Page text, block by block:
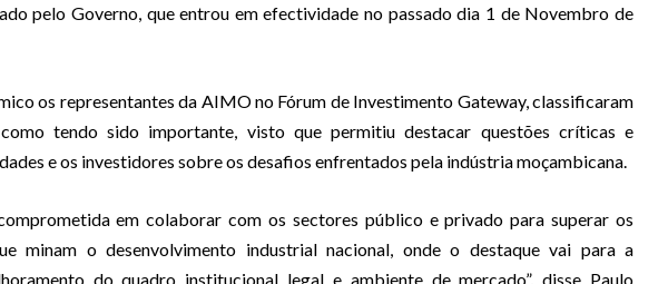
pelo Governo, que entrou em efectividade no passado dia 1 de Novembro de
os representantes da AIMO no Fórum de Investimento Gateway, classificaram
tendo sido importante, visto que permitiu destacar questões críticas e
e os investidores sobre os desafios enfrentados pela indústria moçambicana.
em colaborar com os sectores público e privado para superar os
minam o desenvolvimento industrial nacional, onde o destaque vai para a
do quadro institucional legal e ambiente de mercado”, disse Paulo